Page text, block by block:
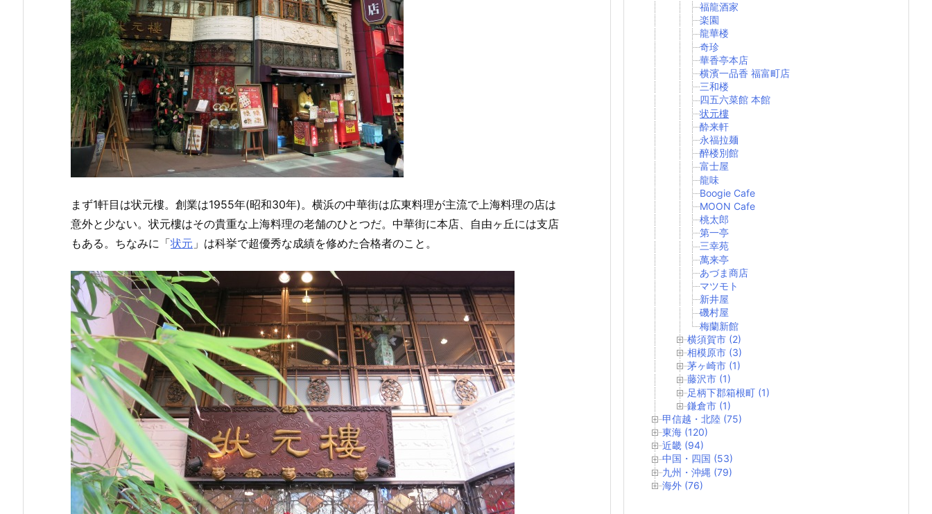
まず1軒目は状元樓。創業は1955年(昭和30年)。横浜の中華街は広東料理が主流で上海料理の店は
意外と少ない。状元樓はその貴重な上海料理の老舗のひとつだ。中華街に本店、自由ヶ丘には支店
もある。ちなみに「状元 」は科挙で超優秀な成績を修めた合格者のこと。
福龍酒家
楽園
龍華楼
奇珍
華香亭本店
横濱一品香 福富町店
三和楼
四五六菜館 本館
状元樓
酔来軒
永福拉麺
醉楼別館
富士屋
龍味
Boogie Cafe
MOON Cafe
桃太郎
第一亭
三幸苑
萬来亭
あづま商店
マツモト
新井屋
磯村屋
梅蘭新館
横須賀市 (2)
相模原市 (3)
茅ヶ崎市 (1)
藤沢市 (1)
足柄下郡箱根町 (1)
鎌倉市 (1)
甲信越・北陸 (75)
東海 (120)
近畿 (94)
中国・四国 (53)
九州・沖縄 (79)
海外 (76)